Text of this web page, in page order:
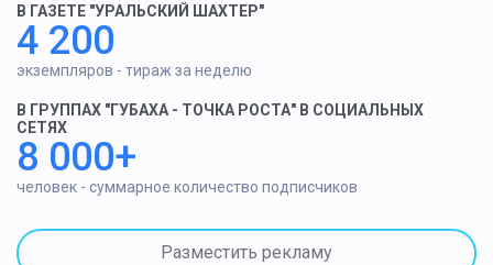
В ГАЗЕТЕ "УРАЛЬСКИЙ ШАХТЕР"
4 200
экземпляров - тираж за неделю
В ГРУППАХ "ГУБАХА - ТОЧКА РОСТА" В СОЦИАЛЬНЫХ
СЕТЯХ
8 000+
человек - суммарное количество подписчиков
Разместить рекламу